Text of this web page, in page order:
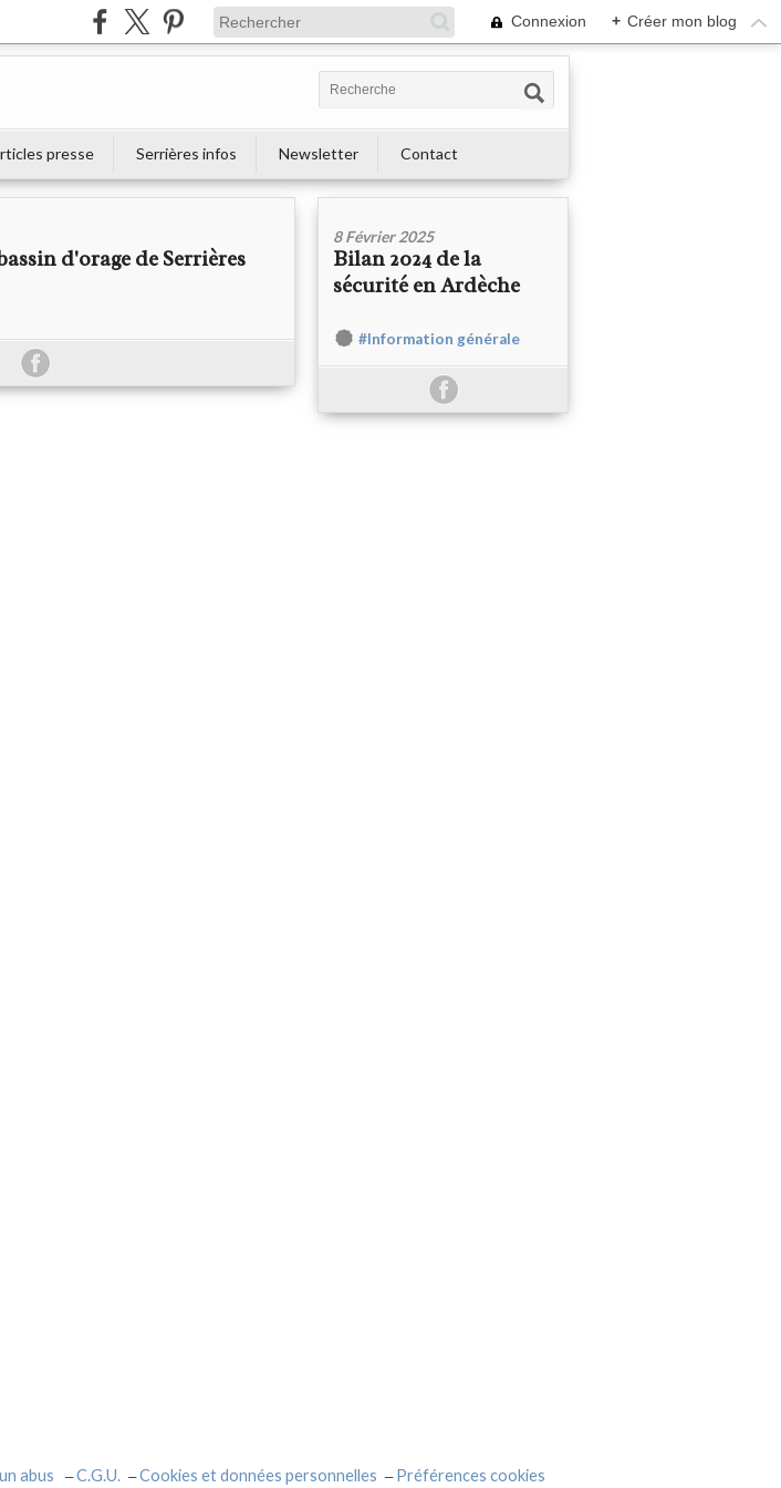
Connexion + Créer mon blog
presse Serrières infos Newsletter Contact
d'orage de Serrières
8 Février 2025
Bilan 2024 de la
sécurité en Ardèche
#Information générale
abus C.G.U. Cookies et données personnelles Préférences cookies